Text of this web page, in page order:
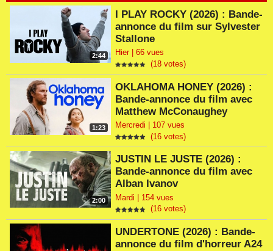
2:44
I PLAY ROCKY (2026) : Bande-
annonce du film sur Sylvester
Stallone
Hier | 66 vues
(18 votes)
1:23
OKLAHOMA HONEY (2026) :
Bande-annonce du film avec
Matthew McConaughey
Mercredi | 107 vues
(16 votes)
2:00
JUSTIN LE JUSTE (2026) :
Bande-annonce du film avec
Alban Ivanov
Mardi | 154 vues
(16 votes)
UNDERTONE (2026) : Bande-
annonce du film d'horreur A24